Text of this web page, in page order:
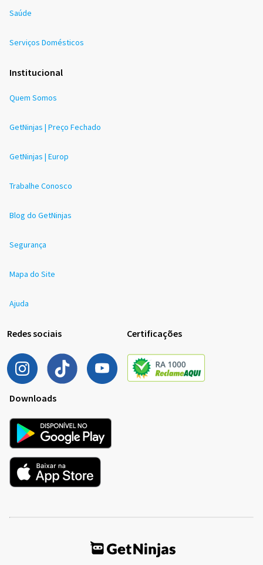
Saúde
Serviços Domésticos
Institucional
Quem Somos
GetNinjas | Preço Fechado
GetNinjas | Europ
Trabalhe Conosco
Blog do GetNinjas
Segurança
Mapa do Site
Ajuda
Redes sociais Certificações
Downloads